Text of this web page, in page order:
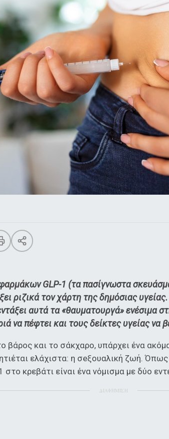
GLP-1 (τα πασίγνωστα
ριζικά τον χάρτη της δημόσιας
αυτά τα «θαυματουργά» ενέσιμα
να πέφτει και τους δείκτες υγείας να
βάρος και το σάκχαρο, υπάρχει ένα
ελάχιστα: η σeξουαλική ζωή.
κρεβάτι είναι ένα νόμισμα με δύο
ΔΙΑΦΗΜΙΣΗ